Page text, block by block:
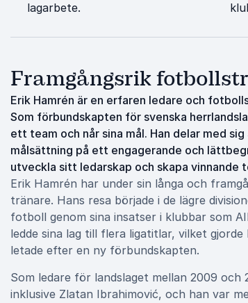
lagarbete.
Framgångsrik
Erik Hamrén är en erfaren ledare och
Som förbundskapten för svenska
ett team och når sina mål. Han delar med
målsättning på ett engagerande och
utveckla sitt ledarskap och skapa vinnande
Erik Hamrén har under sin långa och
tränare. Hans resa började i de lägre
fotboll genom sina insatser i klubbar som
ledde sina lag till flera ligatitlar, vilket
letade efter en ny förbundskapten.
Som ledare för landslaget mellan 2009
inklusive Zlatan Ibrahimović, och han var